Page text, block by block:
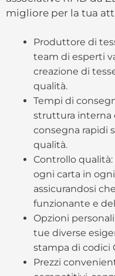
migliore per la tua
Produttore di
team di esperti
creazione di
qualità.
Tempi di
struttura interna
consegna rapidi
qualità.
Controllo
ogni carta in
assicurandosi
funzionante e
Opzioni
tue diverse
stampa di codici
Prezzi